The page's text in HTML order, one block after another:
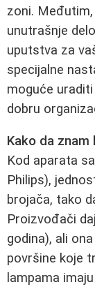
zoni.
unutrašnje
uputstva za
specijalne
moguće
dobru
Kako da
Kod aparata
Philips),
brojača, tako
Proizvođači
godina), ali
površine koje
lampama